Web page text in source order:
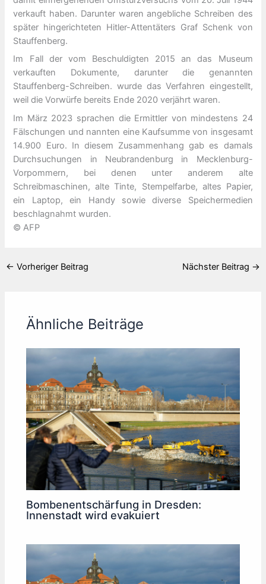
verkauft haben. Darunter waren angebliche Schreiben des
später hingerichteten Hitler-Attentäters Graf Schenk von
Stauffenberg.
Im Fall der vom Beschuldigten 2015 an das Museum
verkauften Dokumente, darunter die genannten
Stauffenberg-Schreiben. wurde das Verfahren eingestellt,
weil die Vorwürfe bereits Ende 2020 verjährt waren.
Im März 2023 sprachen die Ermittler von mindestens 24
Fälschungen und nannten eine Kaufsumme von insgesamt
14.900 Euro. In diesem Zusammenhang gab es damals
Durchsuchungen in Neubrandenburg in Mecklenburg-
Vorpommern, bei denen unter anderem alte
Schreibmaschinen, alte Tinte, Stempelfarbe, altes Papier,
ein Laptop, ein Handy sowie diverse Speichermedien
beschlagnahmt wurden.
© AFP
← Vorheriger Beitrag Nächster Beitrag →
Ähnliche Beiträge
Bombenentschärfung in Dresden:
Innenstadt wird evakuiert